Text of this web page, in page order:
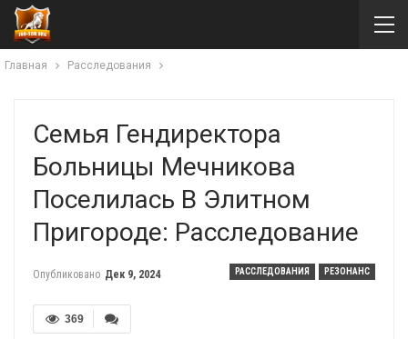
Главная Расследования
Семья Гендиректора
Больницы Мечникова
Поселилась В Элитном
Пригороде: Расследование
РАССЛЕДОВАНИЯ РЕЗОНАНС
Опубликовано Дек 9, 2024
369